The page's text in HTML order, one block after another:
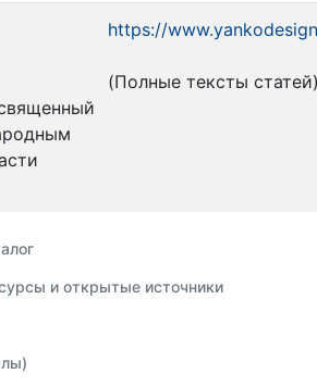
https://
(Полные тексты
и открытые источники